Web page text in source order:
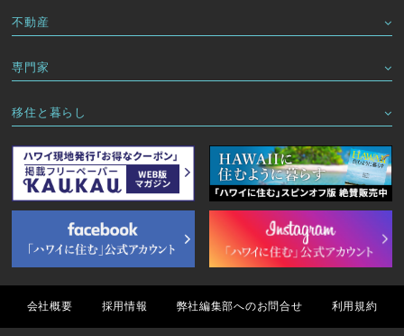
不動産
専門家
移住と暮らし
会社概要 採用情報 弊社編集部へのお問合せ 利用規約